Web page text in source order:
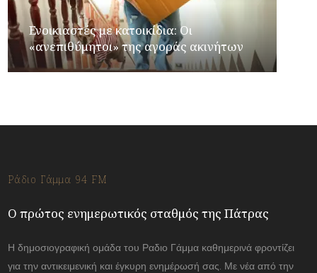
Ενοικιαστές με κατοικίδια: Οι
«ανεπιθύμητοι» της αγοράς ακινήτων
Ράδιο Γάμμα 94 FM
Ο πρώτος ενημερωτικός σταθμός της Πάτρας
Η δημοσιογραφική ομάδα του Ραδιο Γάμμα καθημερινά φροντίζει
για την αντικειμενική και έγκυρη ενημέρωσή σας. Με νέα από την